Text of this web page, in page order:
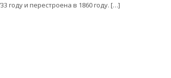
году и перестроена в 1860 году. […]